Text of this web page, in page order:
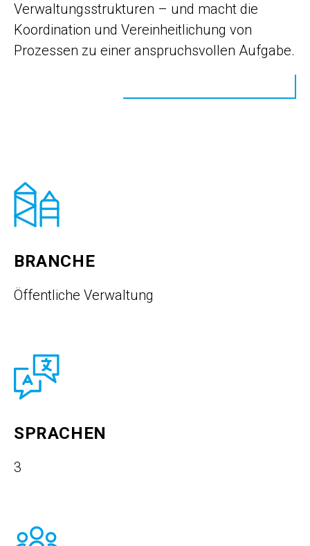
Verwaltungsstrukturen – und macht die
Koordination und Vereinheitlichung von
Prozessen zu einer anspruchsvollen Aufgabe.
BRANCHE
Öffentliche Verwaltung
SPRACHEN
3